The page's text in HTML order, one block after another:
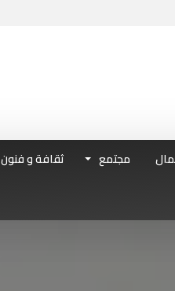
مجتمع ثقافة و فنون